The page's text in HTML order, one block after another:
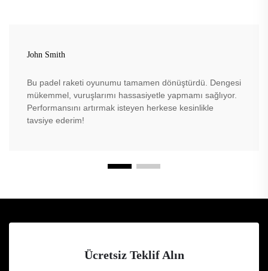
John Smith
Bu padel raketi oyunumu tamamen dönüştürdü. Dengesi
mükemmel, vuruşlarımı hassasiyetle yapmamı sağlıyor.
Performansını artırmak isteyen herkese kesinlikle
tavsiye ederim!
Ücretsiz Teklif Alın